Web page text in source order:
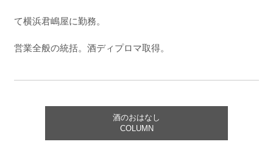
て横浜君嶋屋に勤務。
営業全般の統括。酒ディプロマ取得。
酒のおはなし
COLUMN